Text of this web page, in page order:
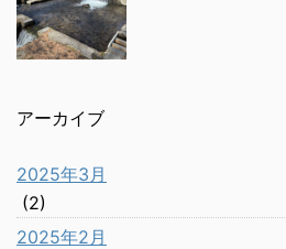
アーカイブ
2025年3月
(2)
2025年2月